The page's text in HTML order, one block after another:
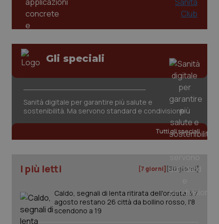
Gli speciali
Sanità digitale per garantire più salute e
sostenibilità. Ma servono standard e condivisione
Tutti gli speciali
I più letti [7 giorni] [30 giorni]
Caldo, segnali di lenta ritirata dell'ondata: il 7
agosto restano 26 città da bollino rosso, l'8
scendono a 19